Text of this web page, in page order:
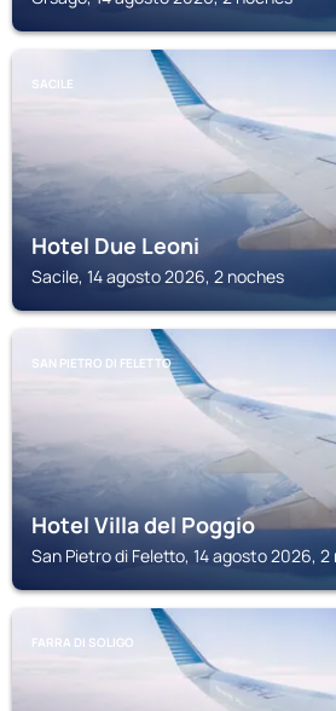
SACILE
Hotel Due Leoni
Sacile, 14 agosto 2026, 2 noches
SAN PIETRO DI FELETTO
Hotel Villa del Poggio
San Pietro di Feletto, 14 agosto 2026, 2
FARRA DI SOLIGO